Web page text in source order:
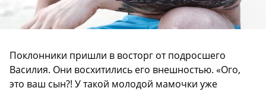
Поклонники пришли в восторг от подросшего
Василия. Они восхитились его внешностью. «Ого,
это ваш сын?! У такой молодой мамочки уже